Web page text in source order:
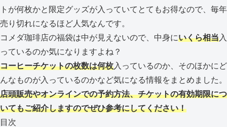
トが何枚かと限定グッズが入っていてとてもお得なので、毎年
売り切れになるほど人気なんです。
コメダ珈琲店の福袋は中が見えないので、中身にいくら相当入
っているのか気になりますよね？
コーヒーチケットの枚数は何枚入っているのか、そのほかにど
んなものが入っているのかなど気になる情報をまとめました。
店頭販売やオンラインでの予約方法、チケットの有効期限につ
いてもご紹介しますのでぜひ参考にしてください！
目次